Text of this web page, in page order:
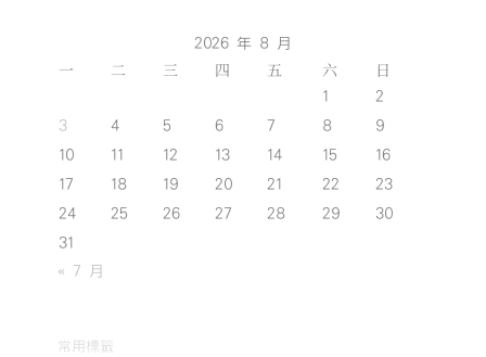
2026 年 8 月
一 二 三 四 五 六 日
1
2
3
4 5 6 7 8
9
10
11 12 13 14 15
16
17
18 19 20 21 22
23
24
25 26 27 28 29
30
31
« 7 月
常用標籤